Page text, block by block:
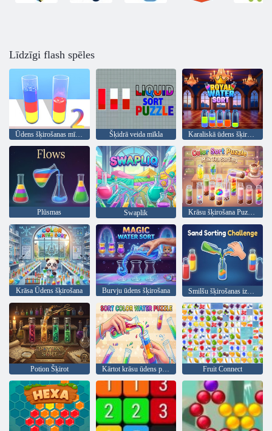
Līdzīgi flash spēles
Ūdens šķirošanas mīkla 2 Šķidrā veida mīkla Karaliskā ūdens šķirošana
Plūsmas Swaplik Krāsu šķirošana Puzzle Piena tējas šķirošana
Krāsa Ūdens šķirošana Burvju ūdens šķirošana Smilšu šķirošanas izaicinājums
Potion Šķirot Kārtot krāsu ūdens puzzle Fruit Connect